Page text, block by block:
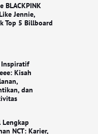
BLACKPINK
Jennie,
Top 5 Billboard
Inspiratif
Kisah
dan
NCT: Karier,